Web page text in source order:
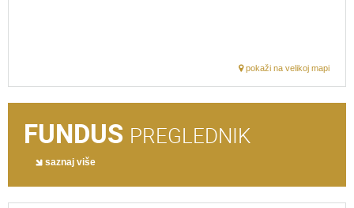
pokaži na velikoj mapi
FUNDUS PREGLEDNIK
saznaj više